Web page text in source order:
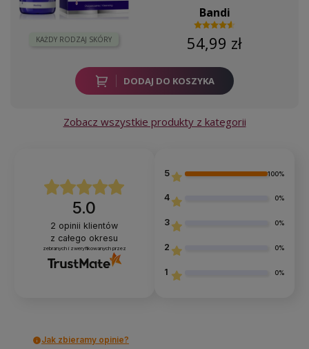
KAŻDY RODZAJ SKÓRY
Bandi
54,99 zł
DODAJ DO KOSZYKA
Zobacz wszystkie produkty z kategorii
5.0
2 opinii klientów
z całego okresu
zebranych i zweryfikowanych przez
5 100%
4 0%
3 0%
2 0%
1 0%
Jak zbieramy opinie?